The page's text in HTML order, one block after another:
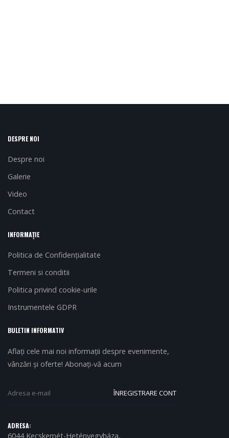
DESPRE NOI
Despre noi
Galerie
Video
Contact
INFORMAȚIE
Politica de Confidențialitate
Termeni si conditii
Politica privind cookie-urile
Instrumentele GDPR
BULETIN INFORMATIV
Aflați cele mai noi informații despre evenimente,
vânzări și oferte! Abonați-vă acum
ADRESA:
6044 Kecskemét-Hetényegyháza,